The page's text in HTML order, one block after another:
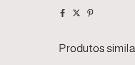
Produtos